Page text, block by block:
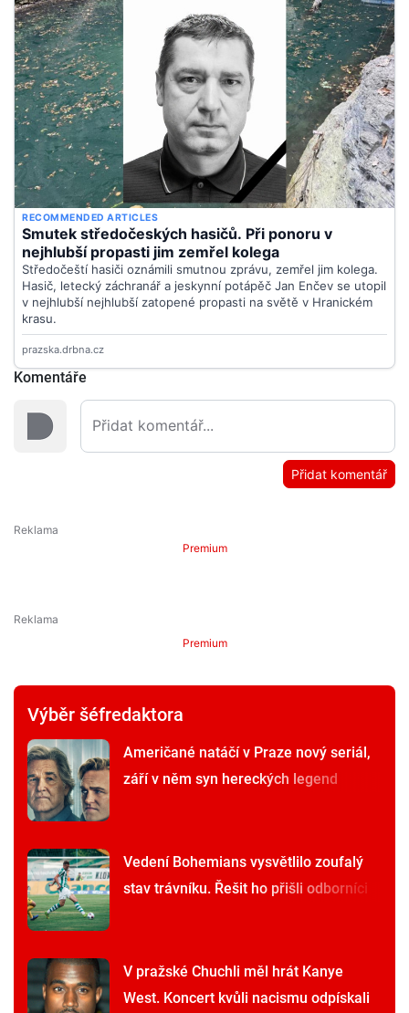
Komentáře
Přidat komentář
Premium
Premium
Výběr šéfredaktora
Američané natáčí v Praze nový seriál,
září v něm syn hereckých legend
Vedení Bohemians vysvětlilo zoufalý
stav trávníku. Řešit ho přišli odborníci
V pražské Chuchli měl hrát Kanye
West. Koncert kvůli nacismu odpískali